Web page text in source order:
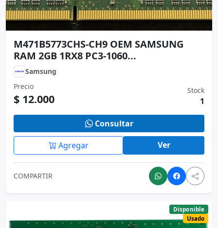
Precio
$ 12.000
Stock
1
Consultar
COMPARTIR
Disponible
Usado